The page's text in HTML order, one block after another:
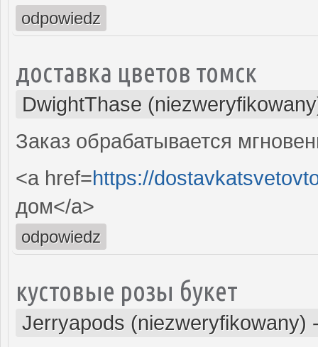
odpowiedz
доставка цветов томск
DwightThase
Заказ обрабатывается
<a href=https://
дом</a>
odpowiedz
кустовые розы букет
Jerryapods (niezweryfikowany)